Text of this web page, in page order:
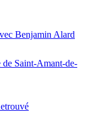
Benjamin Alard
de Saint-Amant-de-